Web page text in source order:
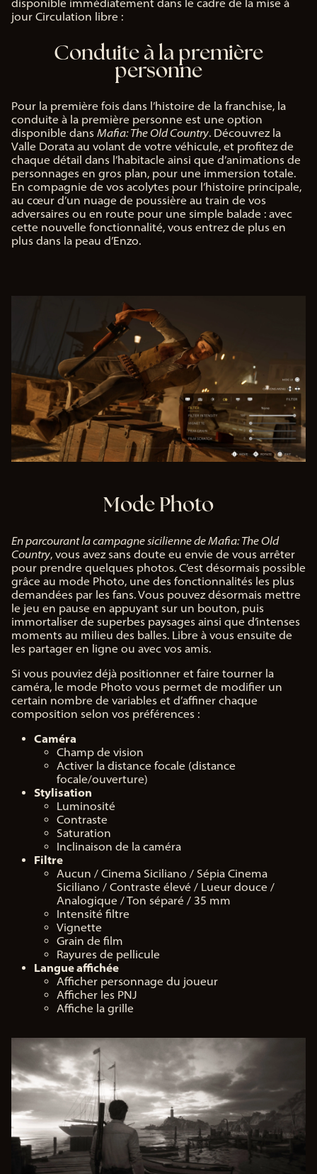
disponible immédiatement dans le cadre de la mise à
jour Circulation libre :
Conduite à la première
personne
Pour la première fois dans l’histoire de la franchise, la
conduite à la première personne est une option
disponible dans Mafia: The Old Country. Découvrez la
Valle Dorata au volant de votre véhicule, et profitez de
chaque détail dans l’habitacle ainsi que d’animations de
personnages en gros plan, pour une immersion totale.
En compagnie de vos acolytes pour l’histoire principale,
au cœur d’un nuage de poussière au train de vos
adversaires ou en route pour une simple balade : avec
cette nouvelle fonctionnalité, vous entrez de plus en
plus dans la peau d’Enzo.
Mode Photo
En parcourant la campagne sicilienne de Mafia: The Old
Country, vous avez sans doute eu envie de vous arrêter
pour prendre quelques photos. C’est désormais possible
grâce au mode Photo, une des fonctionnalités les plus
demandées par les fans. Vous pouvez désormais mettre
le jeu en pause en appuyant sur un bouton, puis
immortaliser de superbes paysages ainsi que d’intenses
moments au milieu des balles. Libre à vous ensuite de
les partager en ligne ou avec vos amis.
Si vous pouviez déjà positionner et faire tourner la
caméra, le mode Photo vous permet de modifier un
certain nombre de variables et d’affiner chaque
composition selon vos préférences :
Caméra
Champ de vision
Activer la distance focale (distance
focale/ouverture)
Stylisation
Luminosité
Contraste
Saturation
Inclinaison de la caméra
Filtre
Aucun / Cinema Siciliano / Sépia Cinema
Siciliano / Contraste élevé / Lueur douce /
Analogique / Ton séparé / 35 mm
Intensité filtre
Vignette
Grain de film
Rayures de pellicule
Langue affichée
Afficher personnage du joueur
Afficher les PNJ
Affiche la grille